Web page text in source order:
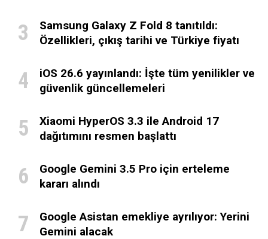
Samsung Galaxy Z Fold 8 tanıtıldı:
Özellikleri, çıkış tarihi ve Türkiye fiyatı
iOS 26.6 yayınlandı: İşte tüm yenilikler ve
güvenlik güncellemeleri
Xiaomi HyperOS 3.3 ile Android 17
dağıtımını resmen başlattı
Google Gemini 3.5 Pro için erteleme
kararı alındı
Google Asistan emekliye ayrılıyor: Yerini
Gemini alacak